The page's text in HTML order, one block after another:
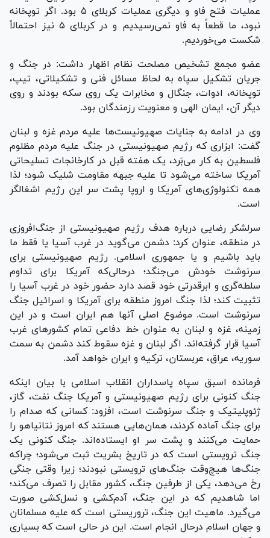
عملیات فتح فاو و دیگری عملیات کربلای ۵ بود. اگر توپخانه
نبود، ما قطعاً به فاو نمی‌رسیدیم و در کربلای ۵ نیز احتمالاً
شکست می‌خوردیم.
عضو مجمع تشخیص مصلحت نظام اظهار داشت: در جنگ و
جریان تشکیل سپاه به لحاظ مسائل فنی و تشکیلاتی، تیپ،
توپخانه، ادوات، جنگال و مخابرات یک روی سکه بودند و روی
دیگر آن، ایمان الهی و معنویت رزمندگان بود.
وی در ادامه به جنایات صهیونیست‌ها علیه مردم غزه و لبنان
گفت: ابزاری که رژیم صهیونیستی در جنگ علیه مردم مظلوم
فلسطین به کار می‌بَرد، یک هفته قبل در کارخانجات تسلیحاتی
آمریکا ساخته می‌شود تا علیه جبهه مقاومت شلیک شود؛ لذا
همه تکنولوژی‌های آمریکا و اروپا پشت سر این رژیم اشغالگر
است.
سرلشکر رضایی درباره هدف رژیم صهیونیستی از جنگ‌افروزی
در منطقه، عنوان کرد: دشمن می‌گوید در غرب آسیا یا فقط ما
باید باشیم و یا جمهوری اسلامی. رژیم صهیونیستی برای
سرنوشت خودش می‌جنگد؛ درحالی‌که آمریکا برای تداوم
سلطه‌گری و ابرقدرتی خود قصد دارد حضور خود در غرب آسیا را
تثبیت کند؛ لذا جنگ امروز منطقه برای آمریکا و اسرائیل جنگ
سرنوشت است. موضوع اصلی آنها هم ایران است و در این
زمینه، غزه و لبنان به عنوان خط دفاعی تمام کشور‌های غرب
آسیا قرار گرفته‌اند. اگر لبنان و غزه سقوط کند دشمن به سمت
سوریه، عراق، عربستان، ترکیه و ایران خواهد آمد.
فرمانده اسبق سپاه پاسداران انقلاب اسلامی با بیان اینکه
جنگ کنونی برای رژیم صهیونیستی و آمریکا جنگ نفت، گاز،
ژئوپلیتیک و جنگ سرنوشت است، افزود: کسانی که صدام را
برای جنگ آماده کردند، همان‌هایی هستند که امروز نتانیاهو را
حمایت می‌کنند و پشت سر او ایستاده‌اند. جنگ کنونی یک
جنگ ترویستی است که در تاریخ بشریت ثبت می‌شود؛ چراکه
جنگ‌ها هیچ‌وقت جنگ‌های ترویستی نبودند؛ زیرا وقتی جنگی
رخ می‌دهد، یکی از طرفین جنگ، کشور مقابل را تصرف می‌کند؛
اما شاهدیم که در این جنگ، آدم‌کشی و نسل‌کشی صورت
می‌گیرد. ماهیت این جنگ، تروریستی است که علیه مسلمانان
و جهان اسلام درحال انجام است. این در حالی است که بسیاری